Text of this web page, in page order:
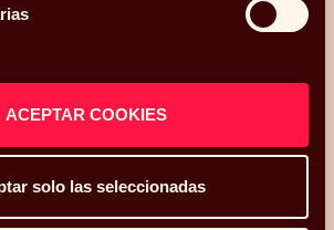
ACEPTAR COOKIES
solo las seleccionadas
y mi correo electrónico
.Podéis